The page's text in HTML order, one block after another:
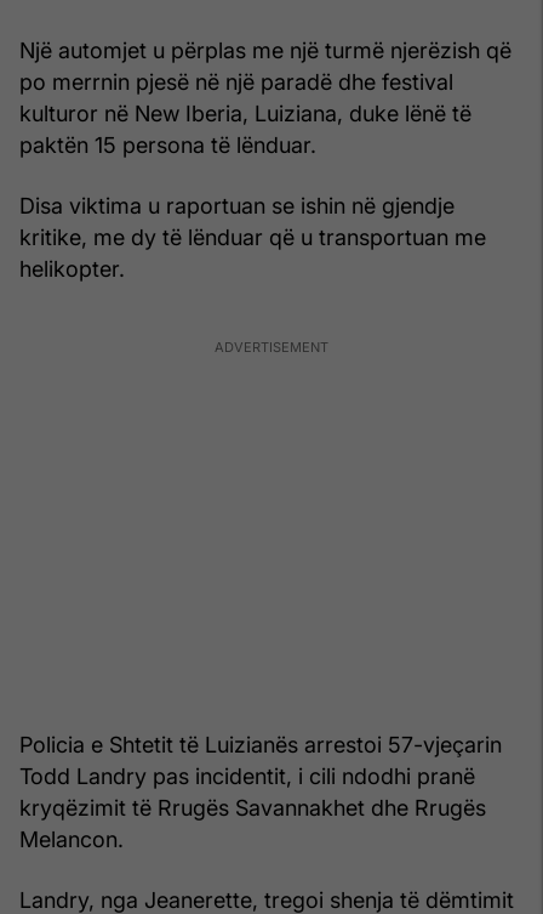
Një automjet u përplas me një turmë njerëzish që
po merrnin pjesë në një paradë dhe festival
kulturor në New Iberia, Luiziana, duke lënë të
paktën 15 persona të lënduar.
Disa viktima u raportuan se ishin në gjendje
kritike, me dy të lënduar që u transportuan me
helikopter.
Policia e Shtetit të Luizianës arrestoi 57-vjeçarin
Todd Landry pas incidentit, i cili ndodhi pranë
kryqëzimit të Rrugës Savannakhet dhe Rrugës
Melancon.
Landry, nga Jeanerette, tregoi shenja të dëmtimit